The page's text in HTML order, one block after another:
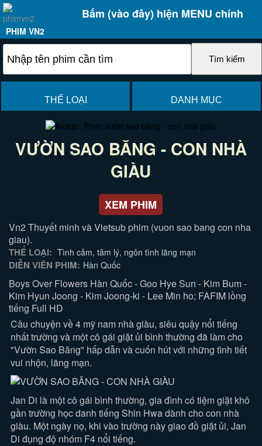
Bấm (vào đây) hiện MENU chính
PHIM VN2
THỂ LOẠI DANH MỤC
VƯỜN SAO BĂNG - CON NHÀ
GIÀU
XEM PHIM
Vn2 Thuyết minh và Vietsub phim (vuon sao bang con nha
giau).
THỂ LOẠI: Tình cảm, tâm lý, ngôn tình lãng mạn
DIỄN VIÊN PHIM: Hàn Quốc
Boys Over Flowers Hàn Quốc - Goo Hye Sun - Kim Bum -
Kim Hyun Joong - Kim Joong-ki - Lee Min ho; FAFIM lồng
tiếng Full HD
Câu chuyện về 4 mỹ nam nhà giàu, siêu quậy nổi tiếng
nhất trường và một cô gái giặt ủi bình thường đã làm cho
"Vườn Sao Băng" hấp dẫn và cuốn hút với những tình tiết
vui nhộn, lãng mạn.
Jan Di là một cô gái bình thường, gia đình có tiệm giặt khô
gần trường học danh tiếng Shin Hwa dành cho con nhà
giàu. Một ngày nọ, khi vào trường này giao đồ giặt ủi, Jan
Di đụng độ nhóm F4 nổi tiếng.